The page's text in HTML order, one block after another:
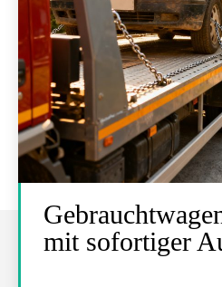
mit sofortiger